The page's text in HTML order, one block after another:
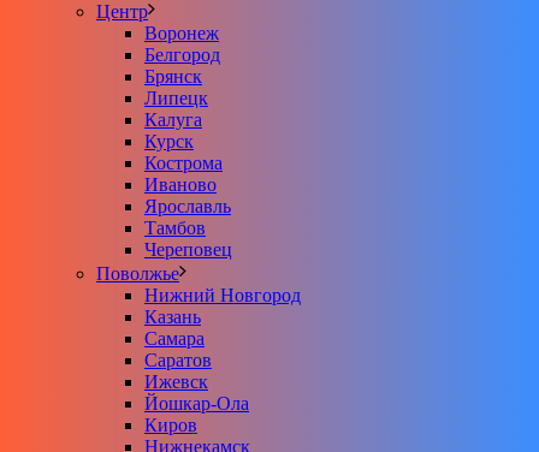
Центр
Воронеж
Белгород
Брянск
Липецк
Калуга
Курск
Кострома
Иваново
Ярославль
Тамбов
Череповец
Поволжье
Нижний Новгород
Казань
Самара
Саратов
Ижевск
Йошкар-Ола
Киров
Нижнекамск